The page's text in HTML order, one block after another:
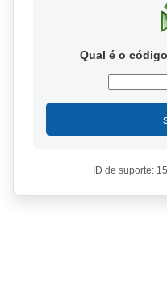
Qual é o
ID de suporte: